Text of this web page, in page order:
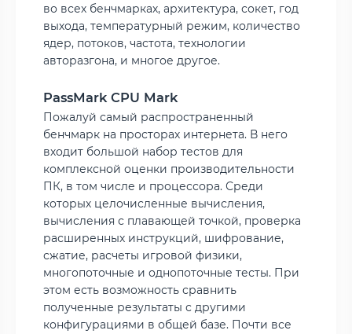
во всех бенчмарках, архитектура, сокет, год
выхода, температурный режим, количество
ядер, потоков, частота, технологии
авторазгона, и многое другое.
PassMark CPU Mark
Пожалуй самый распространенный
бенчмарк на просторах интернета. В него
входит большой набор тестов для
комплексной оценки производительности
ПК, в том числе и процессора. Среди
которых целочисленные вычисления,
вычисления с плавающей точкой, проверка
расширенных инструкций, шифрование,
сжатие, расчеты игровой физики,
многопоточные и однопоточные тесты. При
этом есть возможность сравнить
полученные результаты с другими
конфигурациями в общей базе. Почти все